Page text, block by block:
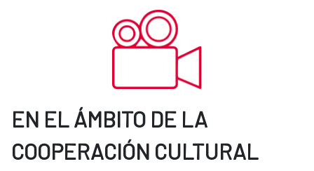
EN EL ÁMBITO DE LA
COOPERACIÓN CULTURAL